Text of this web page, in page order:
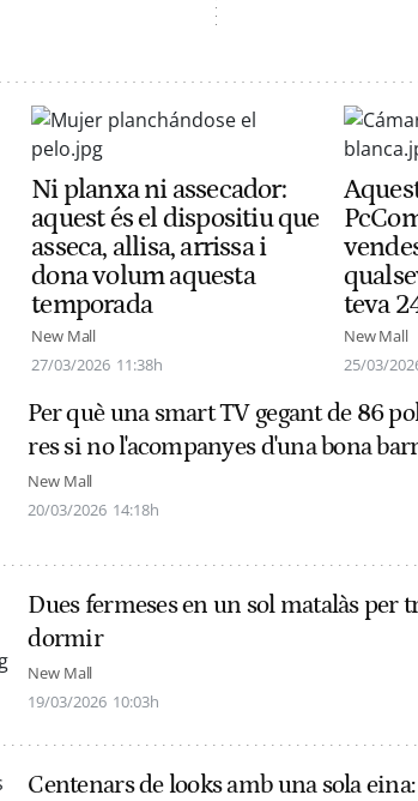
Ni planxa ni assecador:
aquest és el dispositiu que
asseca, allisa, arrissa i
dona volum aquesta
temporada
New Mall
27/03/2026 11:38h
teva
New Mall
25/03/
Per què una smart TV gegant de 86
res si no l'acompanyes d'una bona
New Mall
20/03/2026 14:18h
Dues fermeses en un sol matalàs per
dormir
New Mall
19/03/2026 10:03h
Centenars de looks amb una sola